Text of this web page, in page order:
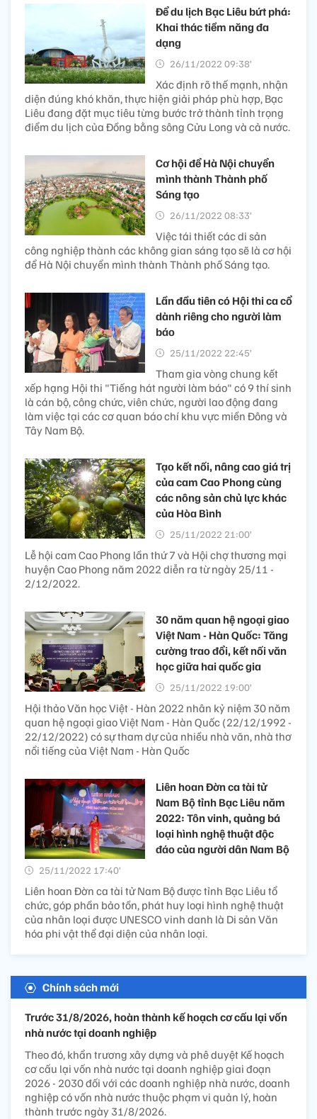
Để du lịch Bạc Liêu bứt phá:
Khai thác tiềm năng đa
dạng
26/11/2022 09:38’
Xác định rõ thế mạnh, nhận
diện đúng khó khăn, thực hiện giải pháp phù hợp, Bạc
Liêu đang đặt mục tiêu từng bước trở thành tỉnh trọng
điểm du lịch của Đồng bằng sông Cửu Long và cả nước.
Cơ hội để Hà Nội chuyển
mình thành Thành phố
Sáng tạo
26/11/2022 08:33’
Việc tái thiết các di sản
công nghiệp thành các không gian sáng tạo sẽ là cơ hội
để Hà Nội chuyển mình thành Thành phố Sáng tạo.
Lần đầu tiên có Hội thi ca cổ
dành riêng cho người làm
báo
25/11/2022 22:45’
Tham gia vòng chung kết
xếp hạng Hội thi "Tiếng hát người làm báo" có 9 thí sinh
là cán bộ, công chức, viên chức, người lao động đang
làm việc tại các cơ quan báo chí khu vực miền Đông và
Tây Nam Bộ.
Tạo kết nối, nâng cao giá trị
của cam Cao Phong cùng
các nông sản chủ lực khác
của Hòa Bình
25/11/2022 21:00’
Lễ hội cam Cao Phong lần thứ 7 và Hội chợ thương mại
huyện Cao Phong năm 2022 diễn ra từ ngày 25/11 -
2/12/2022.
30 năm quan hệ ngoại giao
Việt Nam - Hàn Quốc: Tăng
cường trao đổi, kết nối văn
học giữa hai quốc gia
25/11/2022 19:00’
Hội thảo Văn học Việt - Hàn 2022 nhân kỷ niệm 30 năm
quan hệ ngoại giao Việt Nam - Hàn Quốc (22/12/1992 -
22/12/2022) có sự tham dự của nhiều nhà văn, nhà thơ
nổi tiếng của Việt Nam - Hàn Quốc
Liên hoan Đờn ca tài tử
Nam Bộ tỉnh Bạc Liêu năm
2022: Tôn vinh, quảng bá
loại hình nghệ thuật độc
đáo của người dân Nam Bộ
25/11/2022 17:40’
Liên hoan Đờn ca tài tử Nam Bộ được tỉnh Bạc Liêu tổ
chức, góp phần bảo tồn, phát huy loại hình nghệ thuật
của nhân loại được UNESCO vinh danh là Di sản Văn
hóa phi vật thể đại diện của nhân loại.
Chính sách mới
Trước 31/8/2026, hoàn thành kế hoạch cơ cấu lại vốn
nhà nước tại doanh nghiệp
Theo đó, khẩn trương xây dựng và phê duyệt Kế hoạch
cơ cấu lại vốn nhà nước tại doanh nghiệp giai đoạn
2026 - 2030 đối với các doanh nghiệp nhà nước, doanh
nghiệp có vốn nhà nước thuộc phạm vi quản lý, hoàn
thành trước ngày 31/8/2026.